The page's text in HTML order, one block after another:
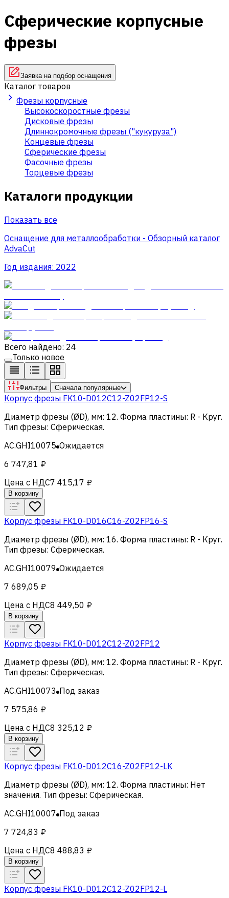
Сферические корпусные
фрезы
Заявка на подбор оснащения
Каталог товаров
Фрезы корпусные
Высокоскоростные фрезы
Дисковые фрезы
Длиннокромочные фрезы ("кукуруза")
Концевые фрезы
Сферические фрезы
Фасочные фрезы
Торцевые фрезы
Каталоги продукции
Показать все
Оснащение для металлообработки - Обзорный каталог
AdvaCut
Год издания: 2022
Всего найдено: 24
Только новое
Фильтры Сначала популярные
Корпус фрезы FK10-D012C12-Z02FP12-S
Диаметр фрезы (ØD), мм: 12. Форма пластины: R - Круг.
Тип фрезы: Сферическая.
AC.GHI10075 Ожидается
6 747,81 ₽
Цена с НДС7 415,17 ₽
В корзину
Корпус фрезы FK10-D016C16-Z02FP16-S
Диаметр фрезы (ØD), мм: 16. Форма пластины: R - Круг.
Тип фрезы: Сферическая.
AC.GHI10079 Ожидается
7 689,05 ₽
Цена с НДС8 449,50 ₽
В корзину
Корпус фрезы FK10-D012C12-Z02FP12
Диаметр фрезы (ØD), мм: 12. Форма пластины: R - Круг.
Тип фрезы: Сферическая.
AC.GHI10073 Под заказ
7 575,86 ₽
Цена с НДС8 325,12 ₽
В корзину
Корпус фрезы FK10-D012C16-Z02FP12-LK
Диаметр фрезы (ØD), мм: 12. Форма пластины: Нет
значения. Тип фрезы: Сферическая.
AC.GHI10007 Под заказ
7 724,83 ₽
Цена с НДС8 488,83 ₽
В корзину
Корпус фрезы FK10-D012C12-Z02FP12-L